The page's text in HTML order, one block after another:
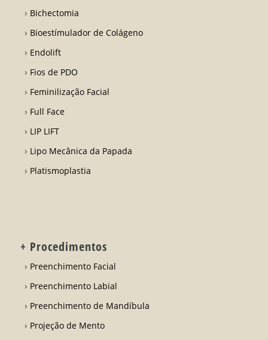
Bichectomia
Bioestímulador de Colágeno
Endolift
Fios de PDO
Feminilização Facial
Full Face
LIP LIFT
Lipo Mecânica da Papada
Platismoplastia
+ Procedimentos
Preenchimento Facial
Preenchimento Labial
Preenchimento de Mandíbula
Projeção de Mento